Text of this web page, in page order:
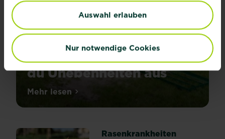
Auswahl erlauben
Nur notwendige Cookies
Rasen ebnen: So gleichst
du Unebenheiten aus
Mehr lesenüber Rasen ebnen: So gleichst du
Rasenkrankheiten